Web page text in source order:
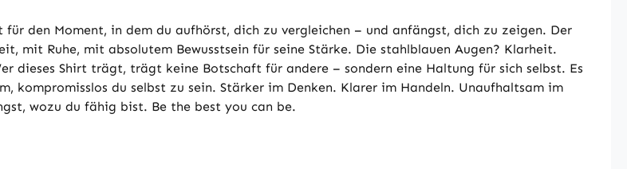
den Moment, in dem du aufhörst, dich zu vergleichen – und anfängst, dich zu zeigen. Der
mit Ruhe, mit absolutem Bewusstsein für seine Stärke. Die stahlblauen Augen? Klarheit.
dieses Shirt trägt, trägt keine Botschaft für andere – sondern eine Haltung für sich selbst. Es
kompromisslos du selbst zu sein. Stärker im Denken. Klarer im Handeln. Unaufhaltsam im
wozu du fähig bist. Be the best you can be.